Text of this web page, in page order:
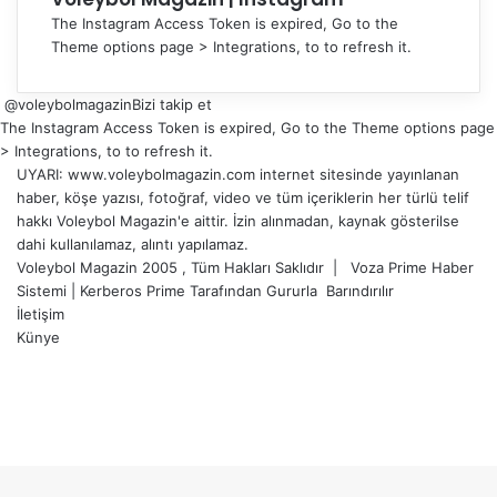
The Instagram Access Token is expired, Go to the
Theme options page > Integrations, to to refresh it.
@voleybolmagazinBizi takip et
The Instagram Access Token is expired, Go to the Theme options page
> Integrations, to to refresh it.
UYARI: www.voleybolmagazin.com internet sitesinde yayınlanan
haber, köşe yazısı, fotoğraf, video ve tüm içeriklerin her türlü telif
hakkı Voleybol Magazin'e aittir. İzin alınmadan, kaynak gösterilse
dahi kullanılamaz, alıntı yapılamaz.
Voleybol Magazin 2005 , Tüm Hakları Saklıdır | Voza Prime Haber
Sistemi
Kerberos Prime Tarafından Gururla Barındırılır
İletişim
Künye